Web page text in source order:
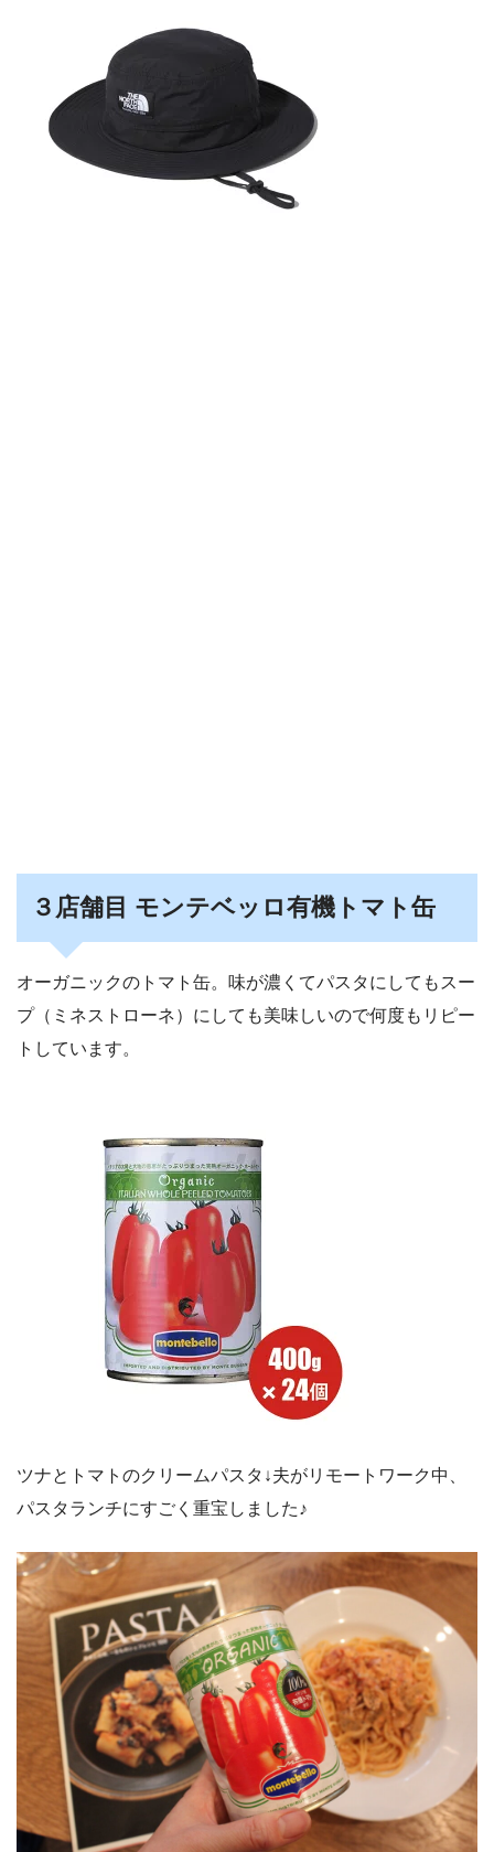
３店舗目 モンテベッロ有機トマト缶
オーガニックのトマト缶。味が濃くてパスタにしてもスー
プ（ミネストローネ）にしても美味しいので何度もリピー
トしています。
ツナとトマトのクリームパスタ↓夫がリモートワーク中、
パスタランチにすごく重宝しました♪